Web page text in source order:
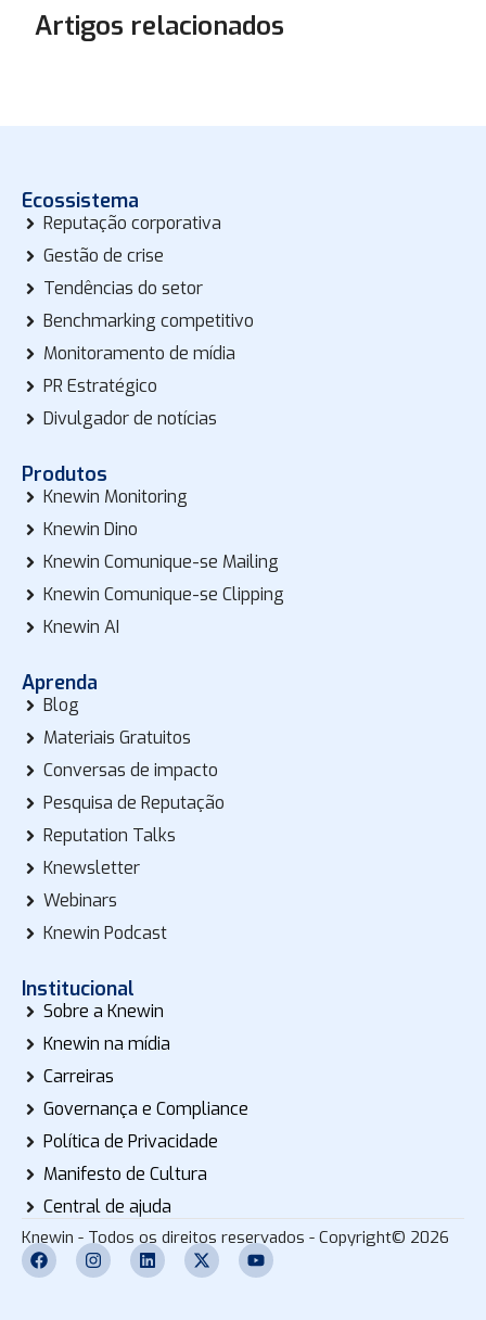
Artigos relacionados
Ecossistema
Reputação corporativa
Gestão de crise
Tendências do setor
Benchmarking competitivo
Monitoramento de mídia
PR Estratégico
Divulgador de notícias
Produtos
Knewin Monitoring
Knewin Dino
Knewin Comunique-se Mailing
Knewin Comunique-se Clipping
Knewin AI
Aprenda
Blog
Materiais Gratuitos
Conversas de impacto
Pesquisa de Reputação
Reputation Talks
Knewsletter
Webinars
Knewin Podcast
Institucional
Sobre a Knewin
Knewin na mídia
Carreiras
Governança e Compliance
Política de Privacidade
Manifesto de Cultura
Central de ajuda
Knewin - Todos os direitos reservados - Copyright© 2026